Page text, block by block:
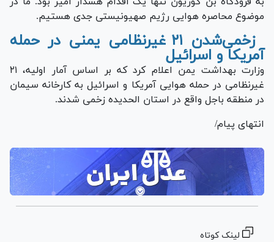
موضوع محاصره هوایی رژیم صهیونیستی جدی هستیم.
زخمی‌شدن ۲۱ غیرنظامی یمنی در حمله
آمریکا و اسرائیل
وزارت بهداشت یمن اعلام کرد که بر اساس آمار اولیه، ۲۱
غیرنظامی در حمله هوایی آمریکا و اسرائیل به کارخانه سیمان
در منطقه باجل واقع در استان الحدیده زخمی شدند.
انتهای پیام/
لینک کوتاه